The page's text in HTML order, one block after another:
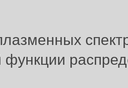
функции